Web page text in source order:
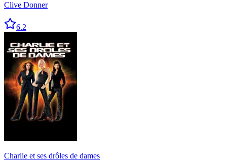
Clive Donner
6.2
Charlie et ses drôles de dames